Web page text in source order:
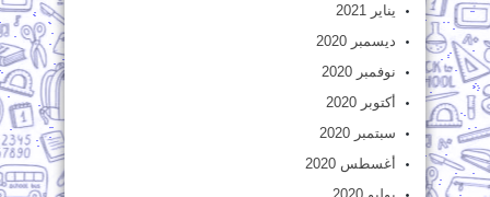
يناير 2021
ديسمبر 2020
نوفمبر 2020
أكتوبر 2020
سبتمبر 2020
أغسطس 2020